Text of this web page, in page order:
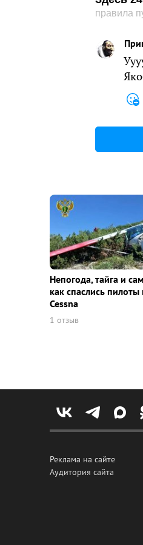
правила
Непогода, тайга и
как спаслись
Cessna
1 отзыв
Реклама на сайте
Аудитория сайта